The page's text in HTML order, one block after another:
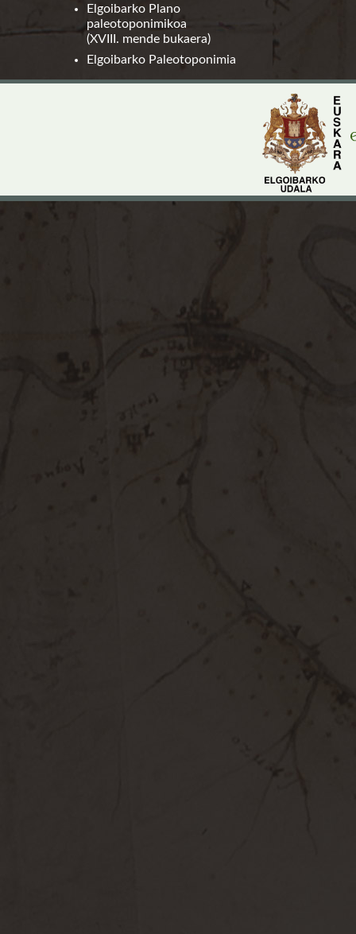
Elgoibarko Plano
paleotoponimikoa
(XVIII. mende bukaera)
Elgoibarko Paleotoponimia